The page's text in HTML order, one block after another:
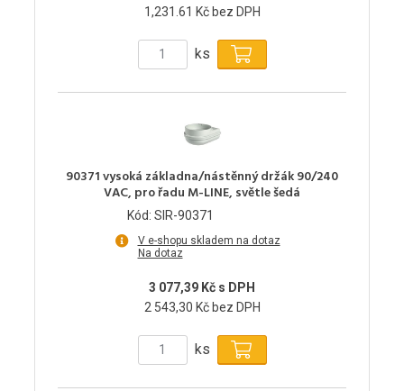
1,231.61 Kč bez DPH
ks
90371 vysoká základna/nástěnný držák 90/240
VAC, pro řadu M-LINE, světle šedá
Kód: SIR-90371
V e-shopu skladem na dotaz
Na dotaz
3 077,39 Kč s DPH
2 543,30 Kč bez DPH
ks